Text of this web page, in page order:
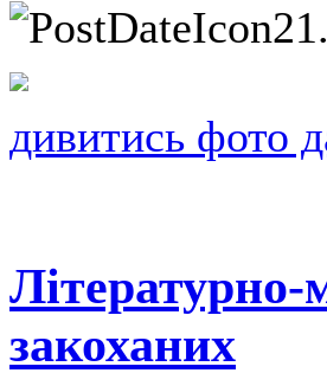
дивитись фото
закоханих